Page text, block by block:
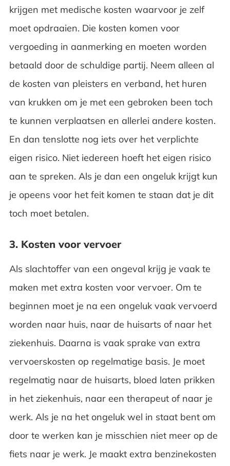
krijgen met medische kosten waarvoor je zelf
moet opdraaien. Die kosten komen voor
vergoeding in aanmerking en moeten worden
betaald door de schuldige partij. Neem alleen al
de kosten van pleisters en verband, het huren
van krukken om je met een gebroken been toch
te kunnen verplaatsen en allerlei andere kosten.
En dan tenslotte nog iets over het verplichte
eigen risico. Niet iedereen hoeft het eigen risico
aan te spreken. Als je dan een ongeluk krijgt kun
je opeens voor het feit komen te staan dat je dit
toch moet betalen.
3. Kosten voor vervoer
Als slachtoffer van een ongeval krijg je vaak te
maken met extra kosten voor vervoer. Om te
beginnen moet je na een ongeluk vaak vervoerd
worden naar huis, naar de huisarts of naar het
ziekenhuis. Daarna is vaak sprake van extra
vervoerskosten op regelmatige basis. Je moet
regelmatig naar de huisarts, bloed laten prikken
in het ziekenhuis, naar een therapeut of naar je
werk. Als je na het ongeluk wel in staat bent om
door te werken kan je misschien niet meer op de
fiets naar je werk. Je maakt extra benzinekosten